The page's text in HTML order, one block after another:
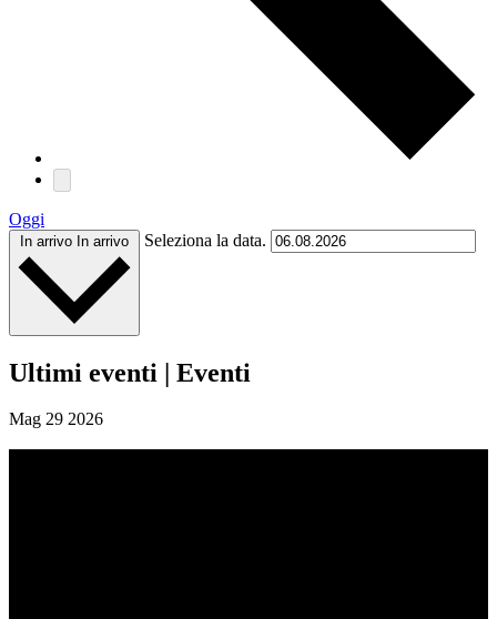
Oggi
In arrivo In arrivo Seleziona la data.
Ultimi eventi | Eventi
Mag 29 2026